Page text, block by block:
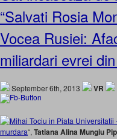
“Salvati Rosia
Vocea Rusiei:
miliardari evrei
September 6th, 2013 VR
murdara“, Tatiana Alina Mungiu